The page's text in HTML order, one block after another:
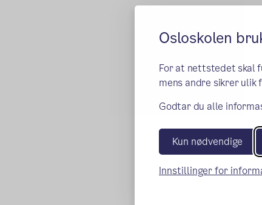
Osloskolen
For at nettstedet skal
mens andre sikrer ulik
Godtar du alle
Kun nødvendige
Innstillinger for